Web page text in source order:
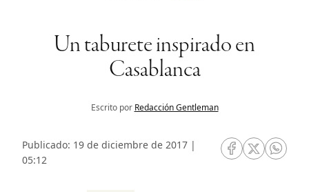
Un taburete inspirado en
Casablanca
Escrito por Redacción Gentleman
Publicado: 19 de diciembre de 2017 |
05:12
RRSS Facebook
RRSSRRSS